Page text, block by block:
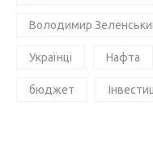
Володимир
Українці Нафта
бюджет